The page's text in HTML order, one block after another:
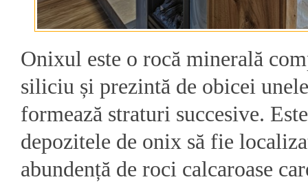
Onixul este o rocă minerală
siliciu și prezintă de obicei
formează straturi succesive.
depozitele de onix să fie
abundență de roci calcaroase